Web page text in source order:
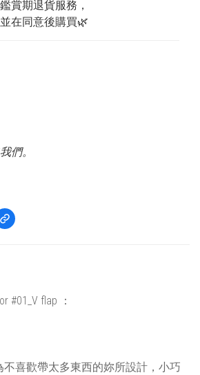
賞期退貨服務，
在同意後購買🌿
們。
#01_V flap ：
幽默系列】
不喜歡帶太多東西的妳所設計，小巧